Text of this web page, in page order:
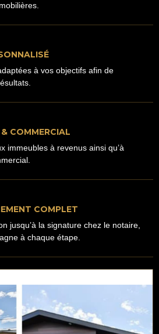
à vos objectifs afin de
COMMERCIAL
immeubles à revenus ainsi qu’à
COMPLET
jusqu’à la signature chez le notaire,
à chaque étape.